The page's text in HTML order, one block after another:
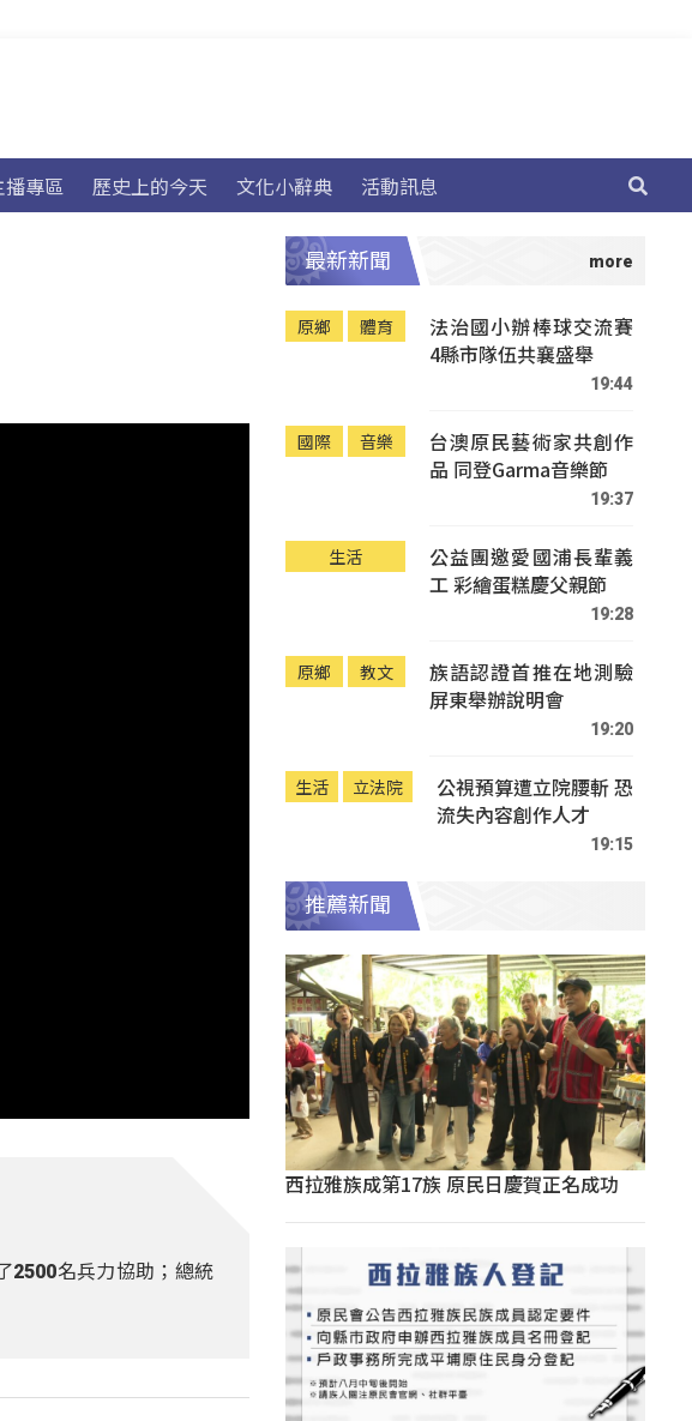
播專區 歷史上的今天 文化小辭典 活動訊息
2500名兵力協助；總統
最新新聞
原鄉 體育
法治國小辦棒球交流賽
4縣市隊伍共襄盛舉
19:44
國際 音樂
台澳原民藝術家共創作
品 同登Garma音樂節
19:37
生活
公益團邀愛國浦長輩義
工 彩繪蛋糕慶父親節
19:28
原鄉 教文
族語認證首推在地測驗
屏東舉辦說明會
19:20
生活 立法院
公視預算遭立院腰斬 恐
流失內容創作人才
19:15
推薦新聞
西拉雅族成第17族 原民日慶賀正名成功